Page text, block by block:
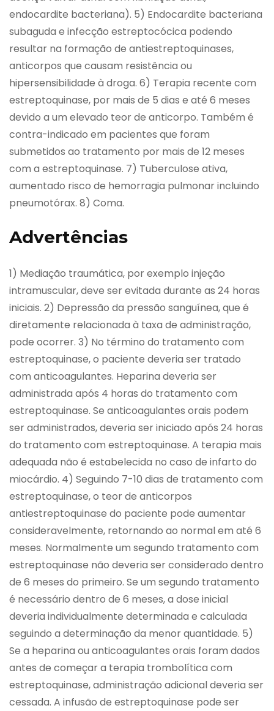
endocardite bacteriana). 5) Endocardite bacteriana
subaguda e infecção estreptocócica podendo
resultar na formação de antiestreptoquinases,
anticorpos que causam resistência ou
hipersensibilidade à droga. 6) Terapia recente com
estreptoquinase, por mais de 5 dias e até 6 meses
devido a um elevado teor de anticorpo. Também é
contra-indicado em pacientes que foram
submetidos ao tratamento por mais de 12 meses
com a estreptoquinase. 7) Tuberculose ativa,
aumentado risco de hemorragia pulmonar incluindo
pneumotórax. 8) Coma.
Advertências
1) Mediação traumática, por exemplo injeção
intramuscular, deve ser evitada durante as 24 horas
iniciais. 2) Depressão da pressão sanguínea, que é
diretamente relacionada à taxa de administração,
pode ocorrer. 3) No término do tratamento com
estreptoquinase, o paciente deveria ser tratado
com anticoagulantes. Heparina deveria ser
administrada após 4 horas do tratamento com
estreptoquinase. Se anticoagulantes orais podem
ser administrados, deveria ser iniciado após 24 horas
do tratamento com estreptoquinase. A terapia mais
adequada não é estabelecida no caso de infarto do
miocárdio. 4) Seguindo 7-10 dias de tratamento com
estreptoquinase, o teor de anticorpos
antiestreptoquinase do paciente pode aumentar
consideravelmente, retornando ao normal em até 6
meses. Normalmente um segundo tratamento com
estreptoquinase não deveria ser considerado dentro
de 6 meses do primeiro. Se um segundo tratamento
é necessário dentro de 6 meses, a dose inicial
deveria individualmente determinada e calculada
seguindo a determinação da menor quantidade. 5)
Se a heparina ou anticoagulantes orais foram dados
antes de começar a terapia trombolítica com
estreptoquinase, administração adicional deveria ser
cessada. A infusão de estreptoquinase pode ser